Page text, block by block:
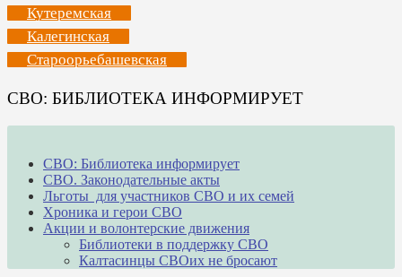
Кутеремская
Калегинская
Староорьебашевская
СВО: БИБЛИОТЕКА ИНФОРМИРУЕТ
СВО: Библиотека информирует
СВО. Законодательные акты
Льготы для участников СВО и их семей
Хроника и герои СВО
Акции и волонтерские движения
Библиотеки в поддержку СВО
Калтасинцы СВОих не бросают